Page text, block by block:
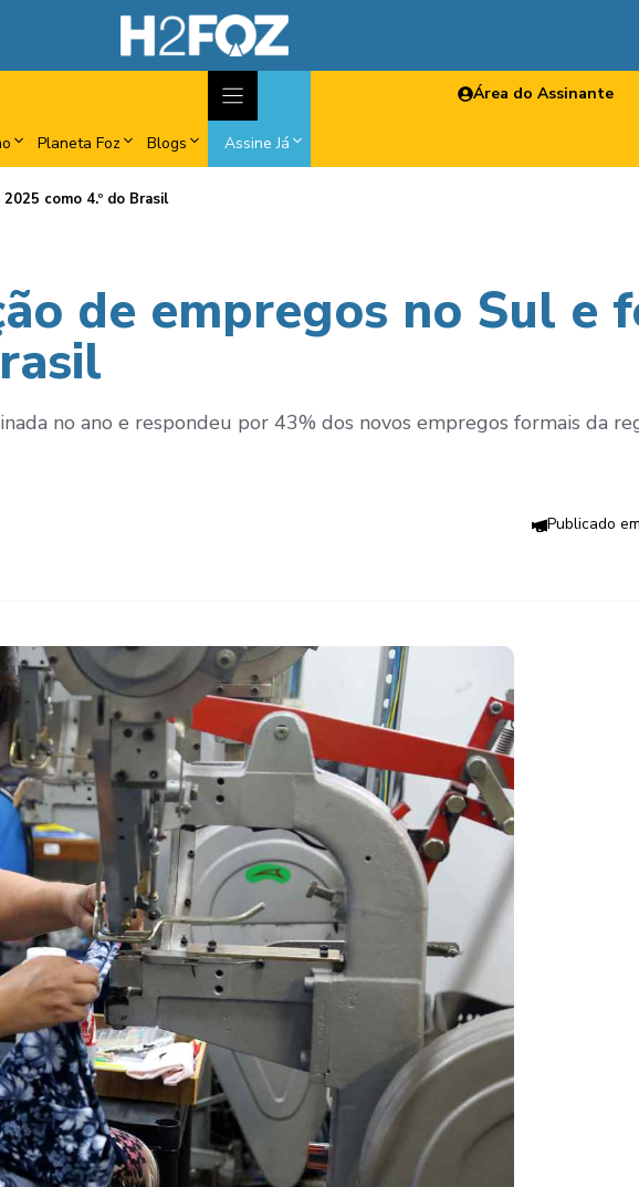
Planeta Foz Blogs Assine Já
Área do Assinante
como 4.º do Brasil
de empregos no Sul e
no ano e respondeu por 43% dos novos empregos formais da